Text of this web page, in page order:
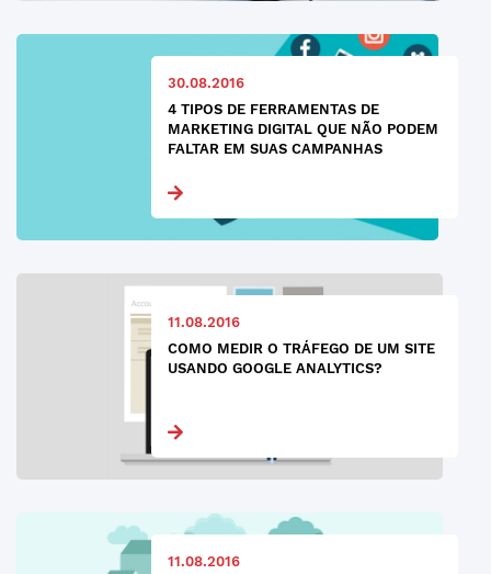
30.08.2016
4 TIPOS DE FERRAMENTAS DE
MARKETING DIGITAL QUE NÃO PODEM
FALTAR EM SUAS CAMPANHAS
11.08.2016
COMO MEDIR O TRÁFEGO DE UM SITE
USANDO GOOGLE ANALYTICS?
11.08.2016